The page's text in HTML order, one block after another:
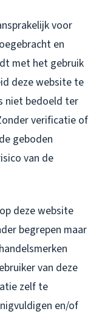
voor
en
met het gebruik
deze website te
niet bedoeld ter
verificatie of
geboden
van de
deze website
begrepen maar
van deze
zelf te
en/of